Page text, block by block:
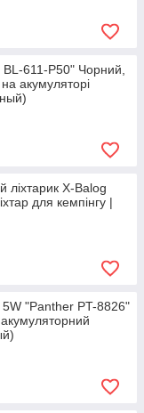
BL-611-P50" Чорний,
на акумуляторі
ліхтарик X-Balog
для кемпінгу |
5W "Panther PT-8826"